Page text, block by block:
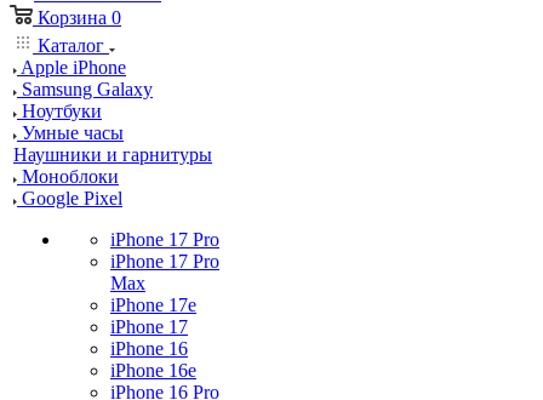
Корзина 0
Каталог
Apple iPhone
Samsung Galaxy
Ноутбуки
Умные часы
Наушники и гарнитуры
Моноблоки
Google Pixel
iPhone 17 Pro
iPhone 17 Pro
Max
iPhone 17e
iPhone 17
iPhone 16
iPhone 16e
iPhone 16 Pro